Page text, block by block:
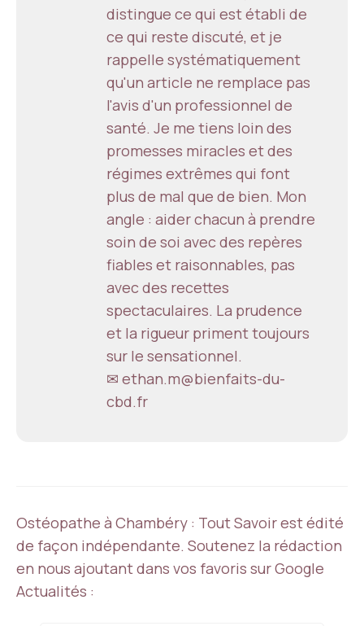
distingue ce qui est établi de
ce qui reste discuté, et je
rappelle systématiquement
qu'un article ne remplace pas
l'avis d'un professionnel de
santé. Je me tiens loin des
promesses miracles et des
régimes extrêmes qui font
plus de mal que de bien. Mon
angle : aider chacun à prendre
soin de soi avec des repères
fiables et raisonnables, pas
avec des recettes
spectaculaires. La prudence
et la rigueur priment toujours
sur le sensationnel.
✉ ethan.m@bienfaits-du-
cbd.fr
Ostéopathe à Chambéry : Tout Savoir est édité
de façon indépendante. Soutenez la rédaction
en nous ajoutant dans vos favoris sur Google
Actualités :